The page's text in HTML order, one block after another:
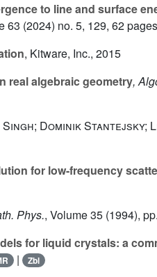
to line and surface
63 (2024) no. 5, 129, 62
, Kitware, Inc., 2015
real algebraic geometry,
Dominik Stantejsky;
for low-frequency
Phys., Volume 35 (1994),
for liquid crystals: a
| Zbl